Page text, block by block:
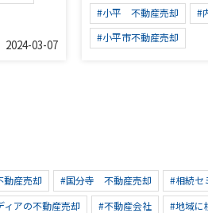
2024-03-07
#小平 不動産売却
#
#小平市不動産売却
産売却 #国分寺 不動産売却 #相続セ
ィアの不動産売却 #不動産会社 #地域に